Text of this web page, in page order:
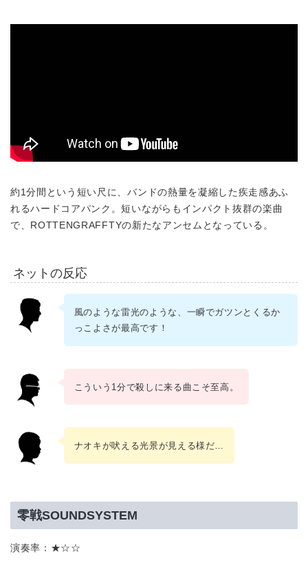
約1分間という短い尺に、バンドの熱量を凝縮した疾走感あふ
れるハードコアパンク。短いながらもインパクト抜群の楽曲
で、ROTTENGRAFFTYの新たなアンセムとなっている。
ネットの反応
風のような雷光のような、一瞬でガツンとくるか
っこよさが最高です！
こういう1分で殺しに来る曲こそ至高。
ナオキが吠える光景が見える様だ…
零戦SOUNDSYSTEM
演奏率：★☆☆